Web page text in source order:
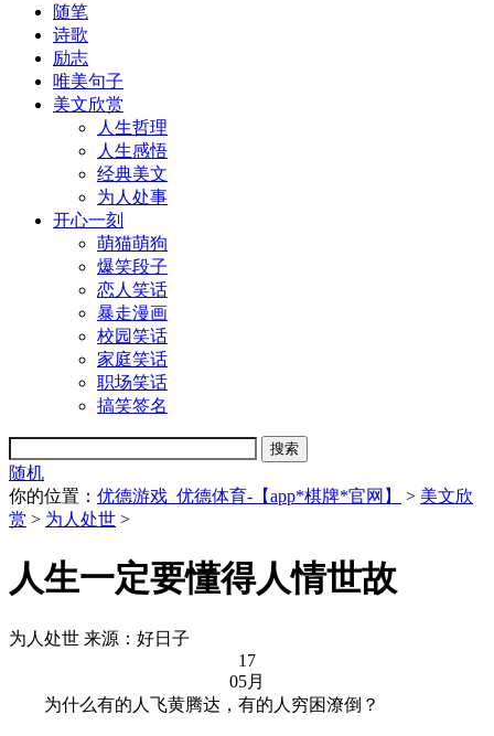
随笔
诗歌
励志
唯美句子
美文欣赏
人生哲理
人生感悟
经典美文
为人处事
开心一刻
萌猫萌狗
爆笑段子
恋人笑话
暴走漫画
校园笑话
家庭笑话
职场笑话
搞笑签名
随机
你的位置： 优德游戏_优德体育-【app*棋牌*官网】 > 美文欣
赏 > 为人处世 >
人生一定要懂得人情世故
为人处世 来源：好日子
17
05月
为什么有的人飞黄腾达，有的人穷困潦倒？